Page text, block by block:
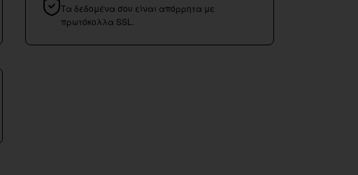
Τα δεδομένα σου είναι απόρρητα με
πρωτόκολλα SSL.